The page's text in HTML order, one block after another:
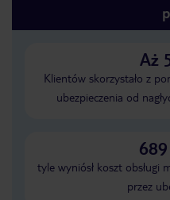
Aż
Klientów skorzystało z
ubezpieczenia od
tyle wyniósł koszt obsługi
przez